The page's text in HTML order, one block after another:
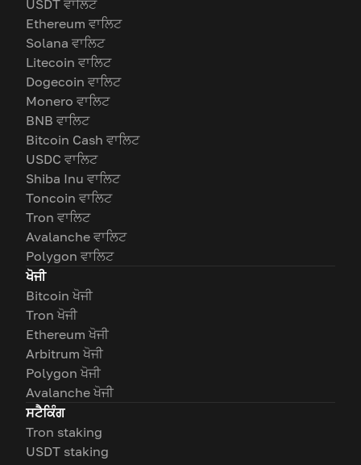
USDT ਵਾਲਿਟ
Ethereum ਵਾਲਿਟ
Solana ਵਾਲਿਟ
Litecoin ਵਾਲਿਟ
Dogecoin ਵਾਲਿਟ
Monero ਵਾਲਿਟ
BNB ਵਾਲਿਟ
Bitcoin Cash ਵਾਲਿਟ
USDC ਵਾਲਿਟ
Shiba Inu ਵਾਲਿਟ
Toncoin ਵਾਲਿਟ
Tron ਵਾਲਿਟ
Avalanche ਵਾਲਿਟ
Polygon ਵਾਲਿਟ
ਖੋਜੀ
Bitcoin ਖੋਜੀ
Tron ਖੋਜੀ
Ethereum ਖੋਜੀ
Arbitrum ਖੋਜੀ
Polygon ਖੋਜੀ
Avalanche ਖੋਜੀ
ਸਟੈਕਿੰਗ
Tron staking
USDT staking